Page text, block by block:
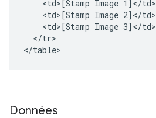
    <td>[Stamp Image 1]</td>
    <td>[Stamp Image 2]</td>
    <td>[Stamp Image 3]</td>
  </tr>
</table>
Données